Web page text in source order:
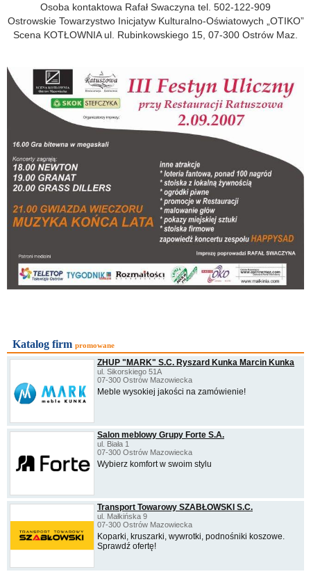
Osoba kontaktowa Rafał Swaczyna tel. 502-122-909
Ostrowskie Towarzystwo Inicjatyw Kulturalno-Oświatowych „OTIKO”
Scena KOTŁOWNIA ul. Rubinkowskiego 15, 07-300 Ostrów Maz.
Katalog firm promowane
ZHUP "MARK" S.C. Ryszard Kunka Marcin Kunka
ul. Sikorskiego 51A
07-300 Ostrów Mazowiecka
Meble wysokiej jakości na zamówienie!
Salon meblowy Grupy Forte S.A.
ul. Biała 1
07-300 Ostrów Mazowiecka
Wybierz komfort w swoim stylu
Transport Towarowy SZABŁOWSKI S.C.
ul. Małkińska 9
07-300 Ostrów Mazowiecka
Koparki, kruszarki, wywrotki, podnośniki koszowe.
Sprawdź ofertę!